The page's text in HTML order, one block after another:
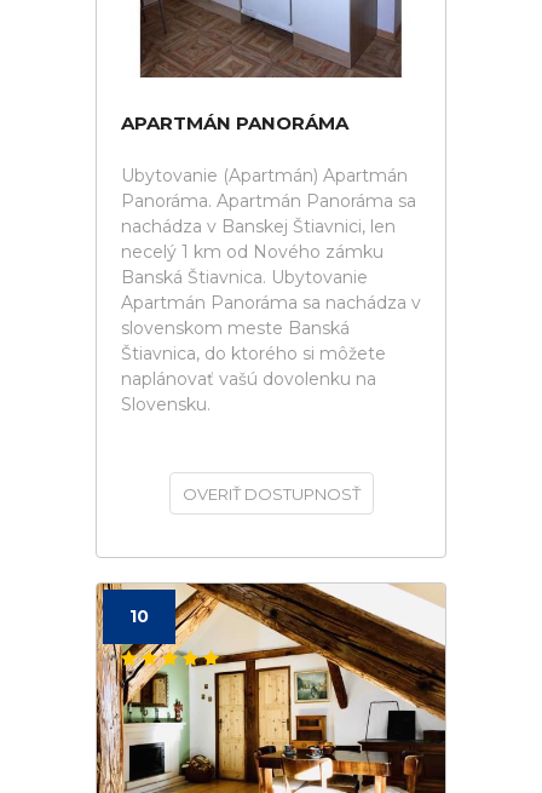
APARTMÁN PANORÁMA
Ubytovanie (Apartmán) Apartmán
Panoráma. Apartmán Panoráma sa
nachádza v Banskej Štiavnici, len
necelý 1 km od Nového zámku
Banská Štiavnica. Ubytovanie
Apartmán Panoráma sa nachádza v
slovenskom meste Banská
Štiavnica, do ktorého si môžete
naplánovať vašú dovolenku na
Slovensku.
OVERIŤ DOSTUPNOSŤ
10